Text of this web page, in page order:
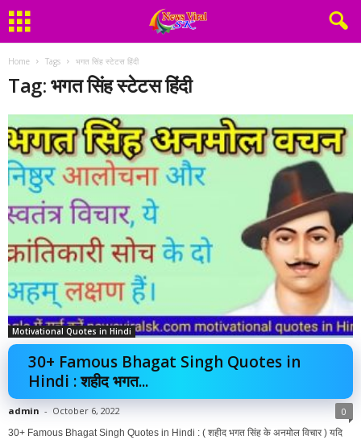
Home Tags भगत सिंह स्टेटस हिंदी
Tag: भगत सिंह स्टेटस हिंदी
Motivational Quotes in Hindi
30+ Famous Bhagat Singh Quotes in
Hindi : शहीद भगत...
admin - October 6, 2022 0
30+ Famous Bhagat Singh Quotes in Hindi : ( शहीद भगत सिंह के अनमोल विचार ) यदि